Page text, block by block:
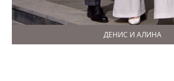
ДЕНИС И АЛИНА